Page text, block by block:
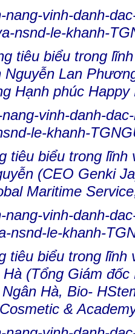
tiêu biểu trong
Nguyễn Lan
Hạnh phúc Happy
tiêu biểu trong lĩnh
(CEO Genki
Maritime
tiêu biểu trong lĩnh
(Tổng Giám
Hà, Bio-
Cosmetic &